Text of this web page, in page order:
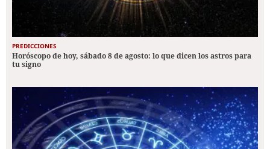
PREDICCIONES
Horóscopo de hoy, sábado 8 de agosto: lo que dicen los astros para
tu signo